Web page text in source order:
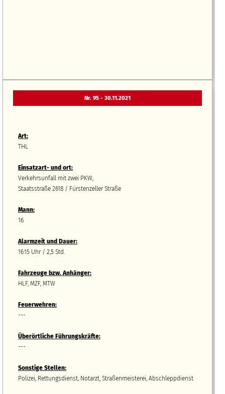
Nr. 95 - 30.11.2021
Art:
THL
Einsatzart- und ort:
Verkehrsunfall mit zwei PKW,
Staatsstraße 2618 / Fürstenzeller Straße
Mann:
16
Alarmzeit und Dauer:
16:15 Uhr / 2,5 Std.
Fahrzeuge bzw.Anhänger:
HLF, MZF, MTW
Feuerwehren:
---
Überörtliche Führungskräfte:
---
Sonstige Stellen:
Polizei, Rettungsdienst, Notarzt, Straßenmeisterei, Abschleppdienst